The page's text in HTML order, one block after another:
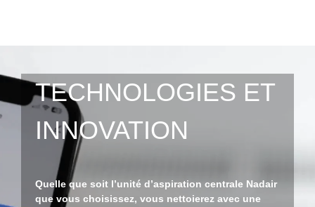
TECHNOLOGIES ET
INNOVATION
Quelle que soit l’unité d’aspiration centrale Nadair
que vous choisissez, vous nettoierez avec une